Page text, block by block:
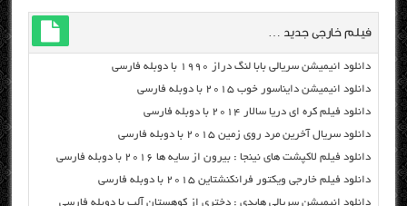
فیلم خارجی جدید …
دانلود انیمیشن سریالی بابا لنگ دراز ۱۹۹۰ با دوبله فارسی
دانلود انیمیشن دایناسور خوب ۲۰۱۵ با دوبله فارسی
دانلود فیلم کره ای دریا سالار ۲۰۱۴ با دوبله فارسی
دانلود سریال آخرین مرد روی زمین ۲۰۱۵ با دوبله فارسی
دانلود فیلم لاکپشت های نینجا : بیرون از سایه ها ۲۰۱۶ با دوبله فارسی
دانلود فیلم خارجی ویکتور فرانکنشتاین ۲۰۱۵ با دوبله فارسی
دانلود انیمیشن سریالی هایدی : دختری از کوهستان آلپ با دوبله فارسی